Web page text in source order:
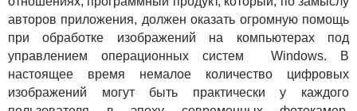
авторов приложения, должен оказать огромную помощь
при обработке изображений на компьютерах под
управлением операционных систем Windows. В
настоящее время немалое количество цифровых
изображений могут быть практически у каждого